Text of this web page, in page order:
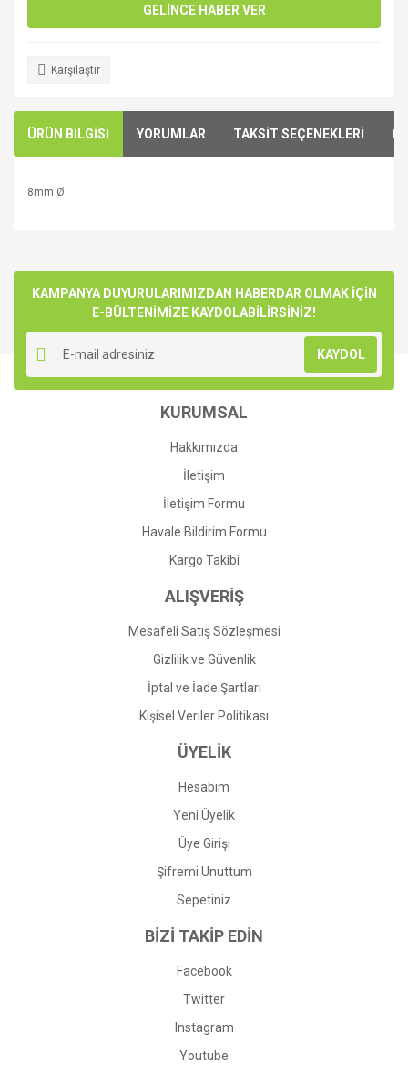
GELİNCE HABER VER
Karşılaştır
ÜRÜN BİLGİSİ YORUMLAR TAKSİT SEÇENEKLERİ
8mm Ø
Yorum Yaz
kullanarak tarafımıza iletebilirsiniz.
Görüş ve önerileriniz için teşekkür ederiz.
Ürün resmi kalitesiz, bozuk veya görüntülenemiyor.
Ürün açıklamasında eksik bilgiler bulunuyor.
Ürün bilgilerinde hatalar bulunuyor.
Ürün fiyatı diğer sitelerden daha pahalı.
Gönder
KAMPANYA DUYURULARIMIZDAN HABERDAR OLMAK İÇİN
E-BÜLTENİMİZE KAYDOLABİLİRSİNİZ!
KAYDOL
KURUMSAL
Hakkımızda
İletişim
İletişim Formu
Havale Bildirim Formu
Kargo Takibi
ALIŞVERİŞ
Mesafeli Satış Sözleşmesi
Gizlilik ve Güvenlik
İptal ve İade Şartları
Kişisel Veriler Politikası
ÜYELİK
Hesabım
Yeni Üyelik
Üye Girişi
Şifremi Unuttum
Sepetiniz
BİZİ TAKİP EDİN
Facebook
Twitter
Instagram
Youtube